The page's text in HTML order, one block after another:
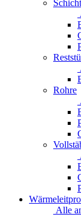
Rohre
Alle